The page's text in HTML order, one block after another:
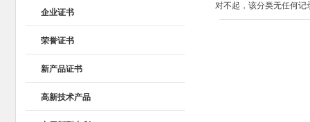
对不起，该分类无任何记
企业证书
荣誉证书
新产品证书
高新技术产品